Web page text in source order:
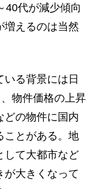
40代が減少傾向
増えるのは当然
る背景には日
物件価格の上昇
どの物件に国内
ことがある。地
して大都市など
が大きくなって